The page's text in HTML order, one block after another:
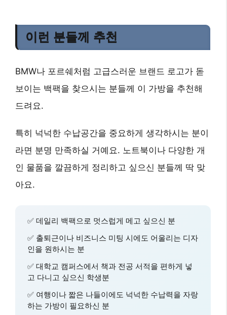
이런 분들께 추천
BMW나 포르쉐처럼 고급스러운 브랜드 로고가 돋
보이는 백팩을 찾으시는 분들께 이 가방을 추천해
드려요.
특히 넉넉한 수납공간을 중요하게 생각하시는 분이
라면 분명 만족하실 거예요. 노트북이나 다양한 개
인 물품을 깔끔하게 정리하고 싶으신 분들께 딱 맞
아요.
✅ 데일리 백팩으로 멋스럽게 메고 싶으신 분
✅ 출퇴근이나 비즈니스 미팅 시에도 어울리는 디자
인을 원하시는 분
✅ 대학교 캠퍼스에서 책과 전공 서적을 편하게 넣
고 다니고 싶으신 학생분
✅ 여행이나 짧은 나들이에도 넉넉한 수납력을 자랑
하는 가방이 필요하신 분